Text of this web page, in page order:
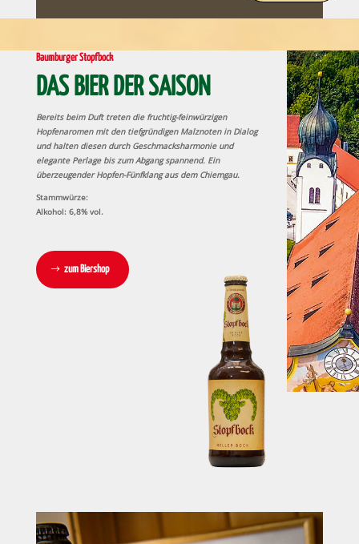
Baumburger Stopfbock
DAS BIER DER SAISON
Bereits beim Duft treten die fruchtig-feinwürzigen
Hopfenaromen mit den tiefgründigen Malznoten in Dialog
und halten diesen durch Geschmacksharmonie und
elegante Perlage bis zum Abgang spannend. Ein
überzeugender Hopfen-Fünfklang aus dem Chiemgau.
Stammwürze:
Alkohol: 6,8% vol.
zum Biershop